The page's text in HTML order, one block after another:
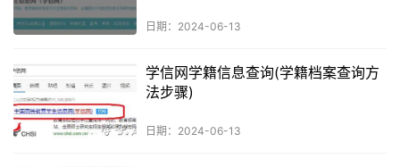
日期：2024-06-13
学信网学籍信息查询(学籍档案查询方
法步骤)
日期：2024-06-13